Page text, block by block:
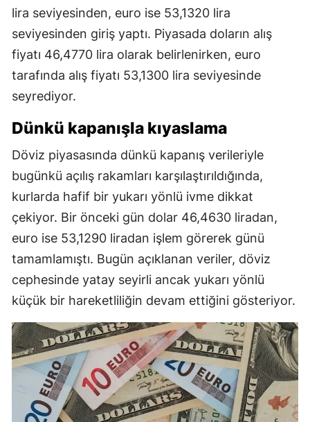
lira seviyesinden, euro ise 53,1320 lira
seviyesinden giriş yaptı. Piyasada doların alış
fiyatı 46,4770 lira olarak belirlenirken, euro
tarafında alış fiyatı 53,1300 lira seviyesinde
seyrediyor.
Dünkü kapanışla kıyaslama
Döviz piyasasında dünkü kapanış verileriyle
bugünkü açılış rakamları karşılaştırıldığında,
kurlarda hafif bir yukarı yönlü ivme dikkat
çekiyor. Bir önceki gün dolar 46,4630 liradan,
euro ise 53,1290 liradan işlem görerek günü
tamamlamıştı. Bugün açıklanan veriler, döviz
cephesinde yatay seyirli ancak yukarı yönlü
küçük bir hareketliliğin devam ettiğini gösteriyor.